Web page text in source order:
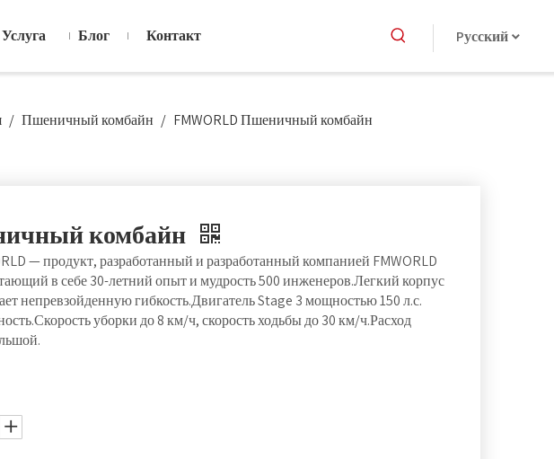
Услуга Блог Контакт Pусский
/ Пшеничный комбайн / FMWORLD Пшеничный комбайн
комбайн
— продукт, разработанный и разработанный компанией FMWORLD
в себе 30-летний опыт и мудрость 500 инженеров.Легкий корпус
непревзойденную гибкость.Двигатель Stage 3 мощностью 150 л.с.
уборки до 8 км/ч, скорость ходьбы до 30 км/ч.Расход